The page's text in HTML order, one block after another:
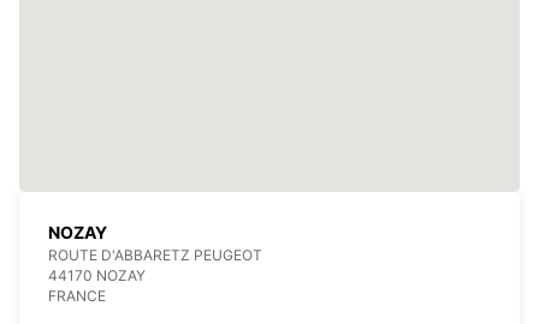
NOZAY
ROUTE D'ABBARETZ PEUGEOT
44170 NOZAY
FRANCE